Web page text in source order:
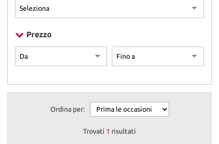
Prezzo
Ordina per:
Trovati 1 risultati